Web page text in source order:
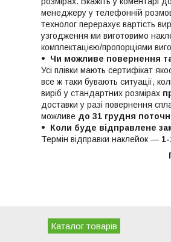
менеджеру у телефонній
технолог перерахує вартість
узгодження ми виготовимо
комплектацією/пропорціями
Чи можливе повернення
Усі плівки мають сертифікат
все ж таки бувають ситуації,
виріб у стандартних розмірах
доставки у разі повернення
можливе до 31 грудня
Коли буде відправлене
Термін відправки наклейок —
Каталог товарів